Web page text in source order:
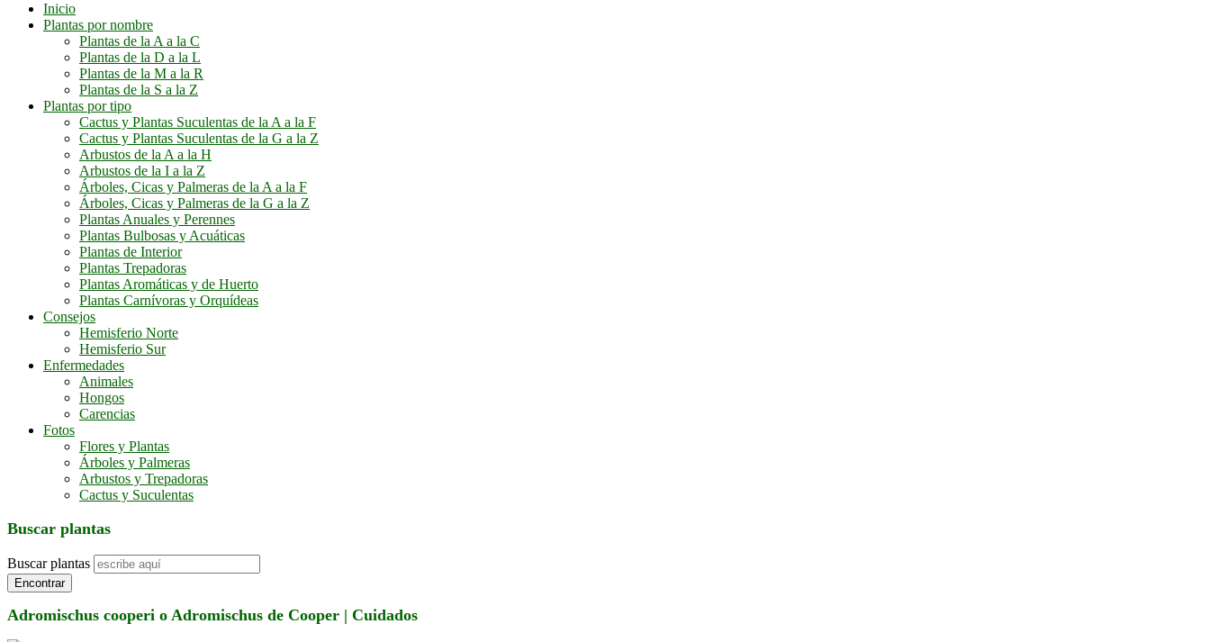
Inicio
Plantas por nombre
Plantas de la A a la C
Plantas de la D a la L
Plantas de la M a la R
Plantas de la S a la Z
Plantas por tipo
Cactus y Plantas Suculentas de la A a la F
Cactus y Plantas Suculentas de la G a la Z
Arbustos de la A a la H
Arbustos de la I a la Z
Árboles, Cicas y Palmeras de la A a la F
Árboles, Cicas y Palmeras de la G a la Z
Plantas Anuales y Perennes
Plantas Bulbosas y Acuáticas
Plantas de Interior
Plantas Trepadoras
Plantas Aromáticas y de Huerto
Plantas Carnívoras y Orquídeas
Consejos
Hemisferio Norte
Hemisferio Sur
Enfermedades
Animales
Hongos
Carencias
Fotos
Flores y Plantas
Árboles y Palmeras
Arbustos y Trepadoras
Cactus y Suculentas
Buscar plantas
Buscar plantas
Encontrar
Adromischus cooperi o Adromischus de Cooper | Cuidados